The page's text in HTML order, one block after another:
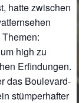
hatte zwischen
high zu
Erfindungen.
das Boulevard-
stümperhafter